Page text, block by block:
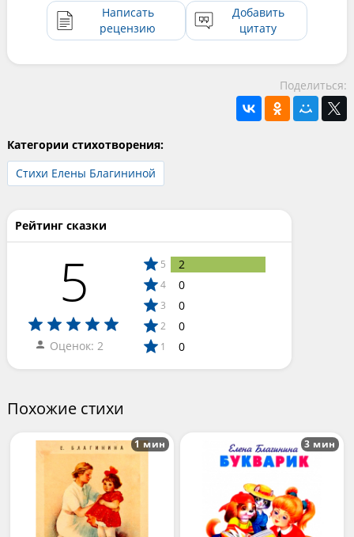
Написать
рецензию
Добавить
цитату
Поделиться:
Категории стихотворения:
Стихи Елены Благининой
Рейтинг сказки
5
Оценок: 2
5 2
4 0
3 0
2 0
1 0
Похожие стихи
1 мин 3 мин